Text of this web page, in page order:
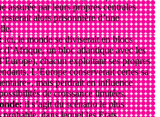
assurée par leurs propres centrales
alors prisonnière d’une
ici, le monde se diviserait en blocs
un bloc atlantique avec les
chacun exploitant ses propres
L’Europe conserverait certes sa
mais perdrait en influence
de croissance limitées.
il s’agit du scénario le plus